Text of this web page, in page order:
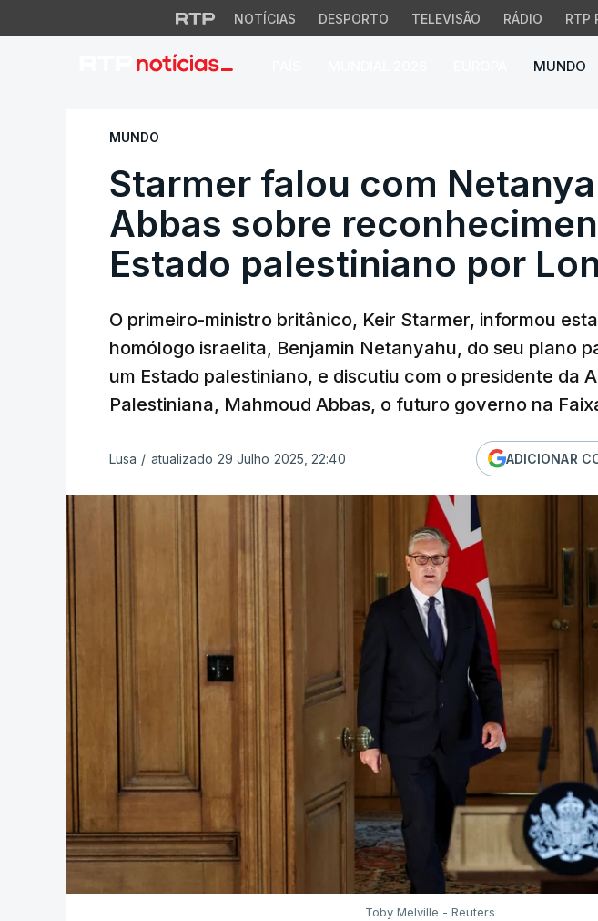
NOTÍCIAS DESPORTO TELEVISÃO RÁDIO RTP
MUNDO
Starmer falou com
MUNDO
Starmer falou com
Abbas sobre
Estado palestiniano por
O primeiro-ministro britânico, Keir Starmer, informou
homólogo israelita, Benjamin Netanyahu, do seu plano
um Estado palestiniano, e discutiu com o presidente da
Palestiniana, Mahmoud Abbas, o futuro governo na
Lusa / atualizado 29 Julho 2025, 22:40 ADICIONAR
Toby Melville - Reuters